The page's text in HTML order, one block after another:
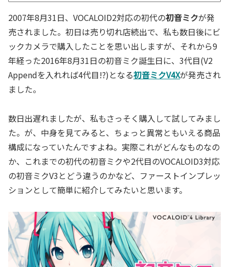
2007年8月31日、VOCALOID2対応の初代の初音ミクが発
売されました。初日は売り切れ店続出で、私も数日後にビ
ックカメラで購入したことを思い出しますが、それから9
年経った2016年8月31日の初音ミク誕生日に、3代目(V2
Appendを入れれば4代目!?)となる初音ミクV4Xが発売され
ました。
数日出遅れましたが、私もさっそく購入して試してみまし
た。が、中身を見てみると、ちょっと異常ともいえる商品
構成になっていたんですよね。実際これがどんなものなの
か、これまでの初代の初音ミクや2代目のVOCALOID3対応
の初音ミクV3とどう違うのかなど、ファーストインプレッ
ションとして簡単に紹介してみたいと思います。